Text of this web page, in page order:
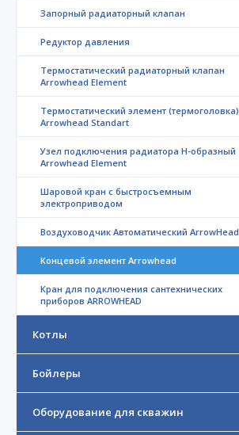
Запорный радиаторный клапан
Редуктор давления
Термостатический радиаторный клапан
Arrowhead Element
Термостатический элемент (термоголовка)
Arrowhead Standart
Узел подключения радиатора H-образный
Arrowhead Element
Шаровой кран с быстросъемным
электроприводом
Воздуховодчик Автоматический ArrowHead
Концевой элемент Arrowhead
Кран для подключения сантехнических
приборов ARROWHEAD
Котлы
Бойлеры
Оборудование для скважин